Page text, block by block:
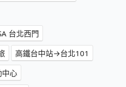
台北西門
高鐵台中站→台北101
心